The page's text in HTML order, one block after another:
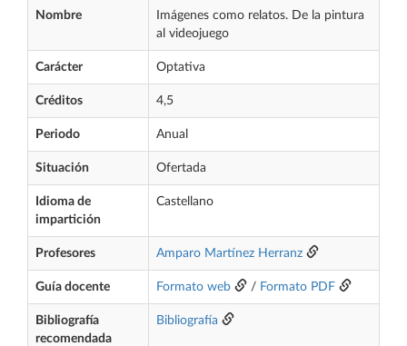
Nombre
Imágenes como relatos. De la pintura
al videojuego
Carácter Optativa
Créditos 4,5
Periodo Anual
Situación Ofertada
Idioma de
impartición
Castellano
Profesores Amparo Martínez Herranz
Guía docente Formato web / Formato PDF
Bibliografía
recomendada
Bibliografía